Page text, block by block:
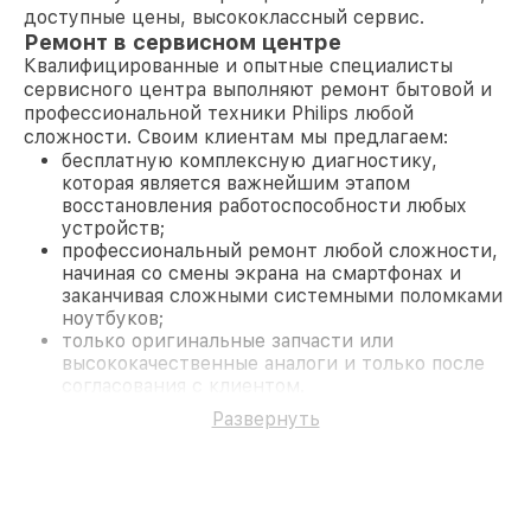
доступные цены, высококлассный сервис.
Ремонт в сервисном центре
Квалифицированные и опытные специалисты
сервисного центра выполняют ремонт бытовой и
профессиональной техники Philips любой
сложности. Своим клиентам мы предлагаем:
бесплатную комплексную диагностику,
которая является важнейшим этапом
восстановления работоспособности любых
устройств;
профессиональный ремонт любой сложности,
начиная со смены экрана на смартфонах и
заканчивая сложными системными поломками
ноутбуков;
только оригинальные запчасти или
высококачественные аналоги и только после
согласования с клиентом.
На все работы и замененные комплектующие
предоставляется длительная гарантия. В случае
Развернуть